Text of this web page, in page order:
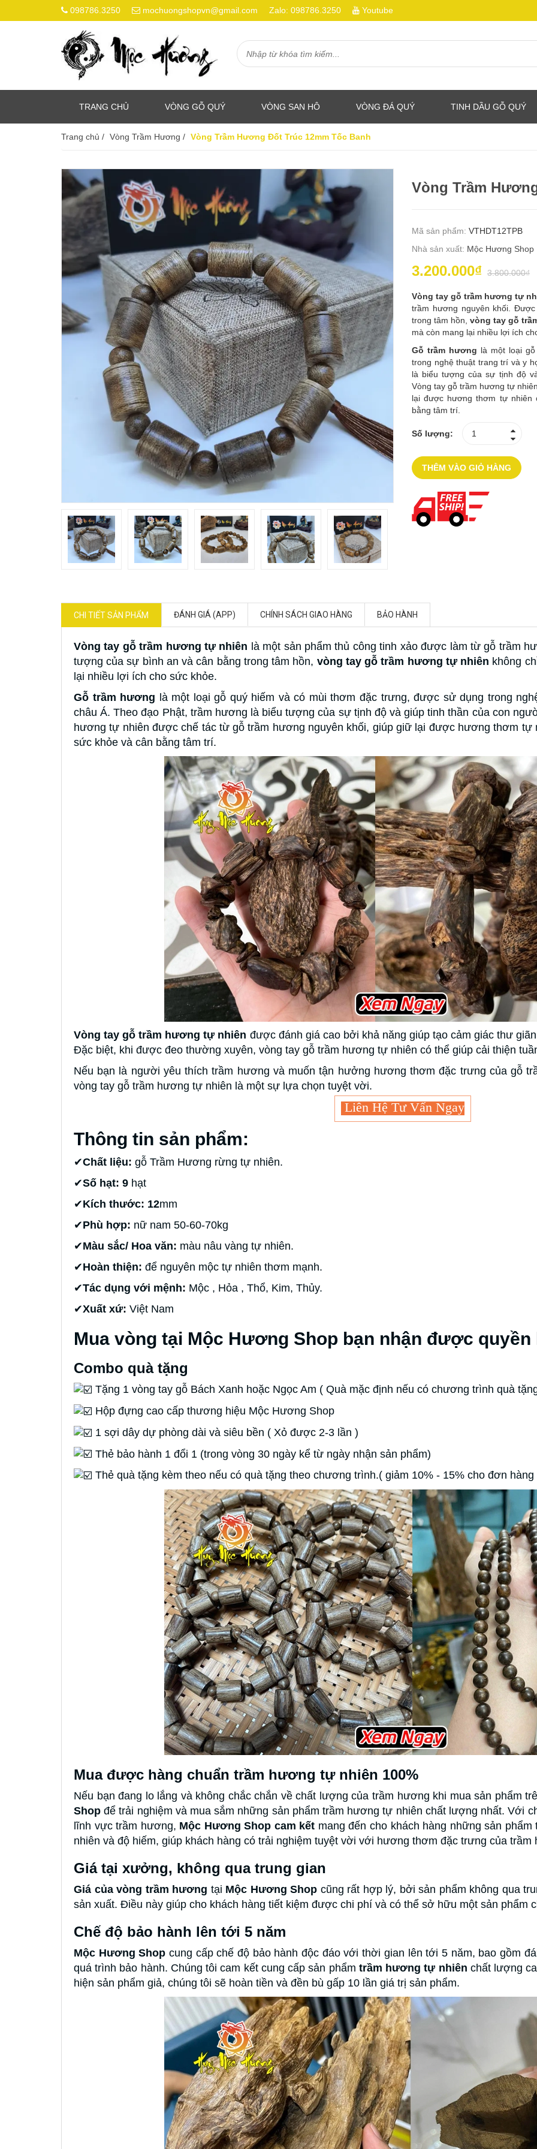
098786.3250 mochuongshopvn@gmail.com Zalo: 098786.3250 Youtube
TRANG CHỦ VÒNG GỖ QUÝ VÒNG SAN HÔ VÒNG ĐÁ QUÝ TINH DẦU GỖ QUÝ
Trang chủ / Vòng Trầm Hương / Vòng Trầm Hương Đốt Trúc 12mm Tốc Banh
Vòng Trầm
Mã sản phẩm: VTHDT12TPB
Nhà sản xuất: Mộc Hương Shop
3.200.000₫ 3.800.000₫
Vòng tay gỗ trầm hương tự
trầm hương nguyên khối.
trong tâm hồn, vòng tay gỗ
mà còn mang lại nhiều lợi ích
Gỗ trầm hương là một loại
trong nghệ thuật trang trí và y
là biểu tượng của sự tịnh độ
Vòng tay gỗ trầm hương tự
lại được hương thơm tự nhiên
bằng tâm trí.
Số lượng:
THÊM VÀO GIỎ HÀNG
CHI TIẾT SẢN PHẨM ĐÁNH GIÁ (APP) CHÍNH SÁCH GIAO HÀNG BẢO HÀNH
Vòng tay gỗ trầm hương tự nhiên là một sản phẩm thủ công tinh xảo được làm từ gỗ trầm
tượng của sự bình an và cân bằng trong tâm hồn, vòng tay gỗ trầm hương tự nhiên không
lại nhiều lợi ích cho sức khỏe.
Gỗ trầm hương là một loại gỗ quý hiếm và có mùi thơm đặc trưng, được sử dụng trong
châu Á. Theo đạo Phật, trầm hương là biểu tượng của sự tịnh độ và giúp tinh thần của con
hương tự nhiên được chế tác từ gỗ trầm hương nguyên khối, giúp giữ lại được hương thơm tự
sức khỏe và cân bằng tâm trí.
Vòng tay gỗ trầm hương tự nhiên được đánh giá cao bởi khả năng giúp tạo cảm giác thư
Đặc biệt, khi được đeo thường xuyên, vòng tay gỗ trầm hương tự nhiên có thể giúp cải thiện
Nếu bạn là người yêu thích trầm hương và muốn tận hưởng hương thơm đặc trưng của gỗ
vòng tay gỗ trầm hương tự nhiên là một sự lựa chọn tuyệt vời.
Liên Hệ Tư Vấn Ngay
Thông tin sản phẩm:
✔Chất liệu: gỗ Trầm Hương rừng tự nhiên.
✔Số hạt: 9 hạt
✔Kích thước: 12mm
✔Phù hợp: nữ nam 50-60-70kg
✔Màu sắc/ Hoa văn: màu nâu vàng tự nhiên.
✔Hoàn thiện: để nguyên mộc tự nhiên thơm mạnh.
✔Tác dụng với mệnh: Mộc , Hỏa , Thổ, Kim, Thủy.
✔Xuất xứ: Việt Nam
Mua vòng tại Mộc Hương Shop bạn nhận được
Combo quà tặng
Tặng 1 vòng tay gỗ Bách Xanh hoặc Ngọc Am ( Quà mặc định nếu có chương trình quà
Hộp đựng cao cấp thương hiệu Mộc Hương Shop
1 sợi dây dự phòng dài và siêu bền ( Xỏ được 2-3 lần )
Thẻ bảo hành 1 đổi 1 (trong vòng 30 ngày kể từ ngày nhận sản phẩm)
Thẻ quà tặng kèm theo nếu có quà tặng theo chương trình.( giảm 10% - 15% cho đơn hàng
Mua được hàng chuẩn trầm hương tự nhiên 100%
Nếu bạn đang lo lắng và không chắc chắn về chất lượng của trầm hương khi mua sản phẩm
Shop để trải nghiệm và mua sắm những sản phẩm trầm hương tự nhiên chất lượng nhất. Với
lĩnh vực trầm hương, Mộc Hương Shop cam kết mang đến cho khách hàng những sản
nhiên và độ hiếm, giúp khách hàng có trải nghiệm tuyệt vời với hương thơm đặc trưng của trầm
Giá tại xưởng, không qua trung gian
Giá của vòng trầm hương tại Mộc Hương Shop cũng rất hợp lý, bởi sản phẩm không qua
sản xuất. Điều này giúp cho khách hàng tiết kiệm được chi phí và có thể sở hữu một sản phẩm
Chế độ bảo hành lên tới 5 năm
Mộc Hương Shopcung cấp chế độ bảo hành độc đáo với thời gian lên tới 5 năm, bao gồm
quá trình bảo hành. Chúng tôi cam kết cung cấp sản phẩm trầm hương tự nhiên chất lượng
hiện sản phẩm giả, chúng tôi sẽ hoàn tiền và đền bù gấp 10 lần giá trị sản phẩm.